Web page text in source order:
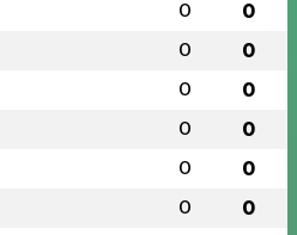
0 0
0 0
0 0
0 0
0 0
0 0